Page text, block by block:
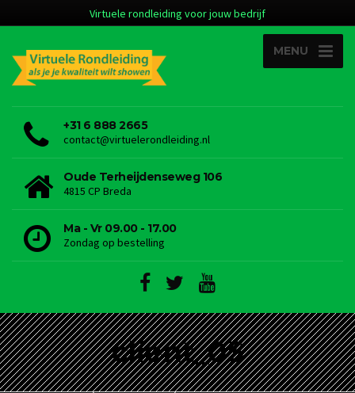
Virtuele rondleiding voor jouw bedrijf
MENU
+31 6 888 2665
contact@virtuelerondleiding.nl
Oude Terheijdenseweg 106
4815 CP Breda
Ma - Vr 09.00 - 17.00
Zondag op bestelling
client_05